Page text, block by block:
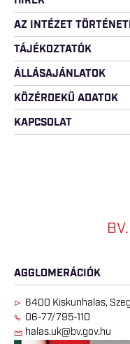
AZ INTÉZET
TÁJÉKOZTATÓK
ÁLLÁSAJÁNLATOK
KÖZÉRDEKŰ ADATOK
KAPCSOLAT
AGGLOMERÁCIÓK
6400 Kiskunhalas,
06-77/795-110
halas.uk@bv.gov.hu